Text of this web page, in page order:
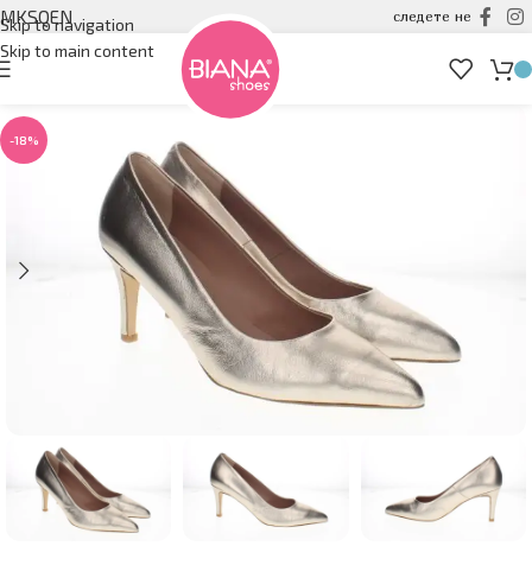
Skip to navigation
Skip to main content
MKSQEN следете не
-18%